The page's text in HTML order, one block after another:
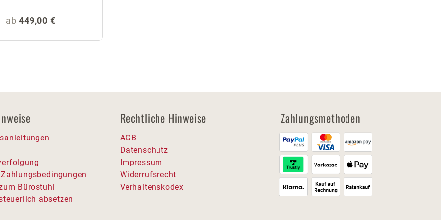
Regulärer Preis:
ab449,00 €
Bürostuhl
absetzen
Rechtliche Hinweise
AGB
Datenschutz
Impressum
Widerrufsrecht
Verhaltenskodex
Zahlungsmethoden